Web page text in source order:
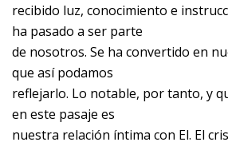
recibido luz, conocimiento e
ha pasado a ser parte
de nosotros. Se ha convertido en
que así podamos
reflejarlo. Lo notable, por tanto, y
en este pasaje es
nuestra relación íntima con El. El